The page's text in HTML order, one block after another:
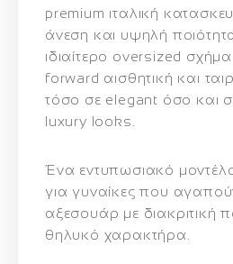
premium ιταλική
άνεση και υψηλή
ιδιαίτερο oversized
forward αισθητική και
τόσο σε elegant όσο και
luxury looks.
Ένα εντυπωσιακό
για γυναίκες που
αξεσουάρ με διακριτική
θηλυκό χαρακτήρα.